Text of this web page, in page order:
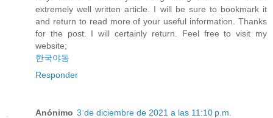
extremely well written article. I will be sure to bookmark it
and return to read more of your useful information. Thanks
for the post. I will certainly return. Feel free to visit my
website;
한국야동
Responder
Anónimo 3 de diciembre de 2021 a las 11:10 p.m.